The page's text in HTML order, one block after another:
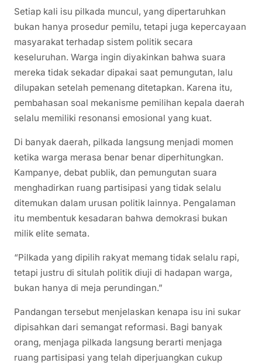
Setiap kali isu pilkada muncul, yang dipertaruhkan
bukan hanya prosedur pemilu, tetapi juga kepercayaan
masyarakat terhadap sistem politik secara
keseluruhan. Warga ingin diyakinkan bahwa suara
mereka tidak sekadar dipakai saat pemungutan, lalu
dilupakan setelah pemenang ditetapkan. Karena itu,
pembahasan soal mekanisme pemilihan kepala daerah
selalu memiliki resonansi emosional yang kuat.
Di banyak daerah, pilkada langsung menjadi momen
ketika warga merasa benar benar diperhitungkan.
Kampanye, debat publik, dan pemungutan suara
menghadirkan ruang partisipasi yang tidak selalu
ditemukan dalam urusan politik lainnya. Pengalaman
itu membentuk kesadaran bahwa demokrasi bukan
milik elite semata.
“Pilkada yang dipilih rakyat memang tidak selalu rapi,
tetapi justru di situlah politik diuji di hadapan warga,
bukan hanya di meja perundingan.”
Pandangan tersebut menjelaskan kenapa isu ini sukar
dipisahkan dari semangat reformasi. Bagi banyak
orang, menjaga pilkada langsung berarti menjaga
ruang partisipasi yang telah diperjuangkan cukup